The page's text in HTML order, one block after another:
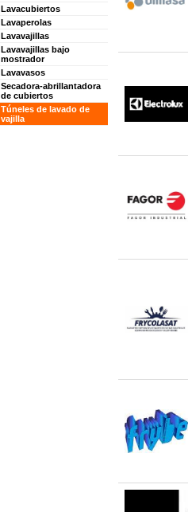
Lavacubiertos
Lavaperolas
Lavavajillas
Lavavajillas bajo
mostrador
Lavavasos
Secadora-abrillantadora
de cubiertos
Túneles de lavado de
vajilla